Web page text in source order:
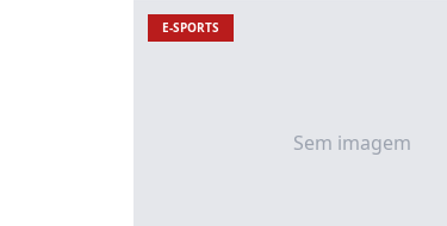
Sem imagem
E-SPORTS